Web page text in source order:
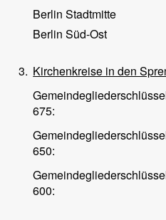
Berlin Stadtmitte
Berlin Süd-Ost
3. Kirchenkreise in den
675:
650:
600: